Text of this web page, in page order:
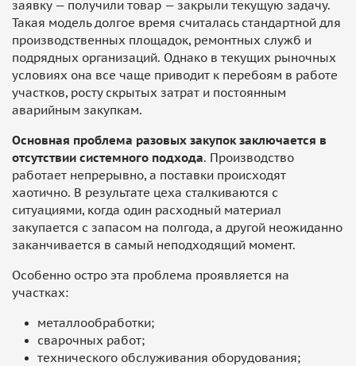
заявку — получили товар — закрыли текущую задачу.
Такая модель долгое время считалась стандартной для
производственных площадок, ремонтных служб и
подрядных организаций. Однако в текущих рыночных
условиях она все чаще приводит к перебоям в работе
участков, росту скрытых затрат и постоянным
аварийным закупкам.
Основная проблема разовых закупок заключается в
отсутствии системного подхода. Производство
работает непрерывно, а поставки происходят
хаотично. В результате цеха сталкиваются с
ситуациями, когда один расходный материал
закупается с запасом на полгода, а другой неожиданно
заканчивается в самый неподходящий момент.
Особенно остро эта проблема проявляется на
участках:
металлообработки;
сварочных работ;
технического обслуживания оборудования;